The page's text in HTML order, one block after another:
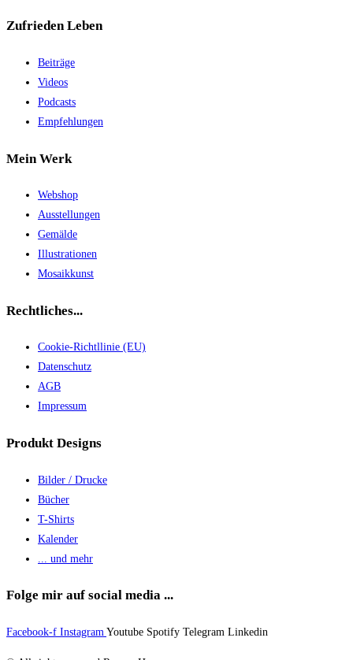
Zufrieden Leben
Beiträge
Videos
Podcasts
Empfehlungen
Mein Werk
Webshop
Ausstellungen
Gemälde
Illustrationen
Mosaikkunst
Rechtliches...
Cookie-Richtllinie (EU)
Datenschutz
AGB
Impressum
Produkt Designs
Bilder / Drucke
Bücher
T-Shirts
Kalender
... und mehr
Folge mir auf social media ...
Facebook-f Instagram Youtube Spotify Telegram Linkedin